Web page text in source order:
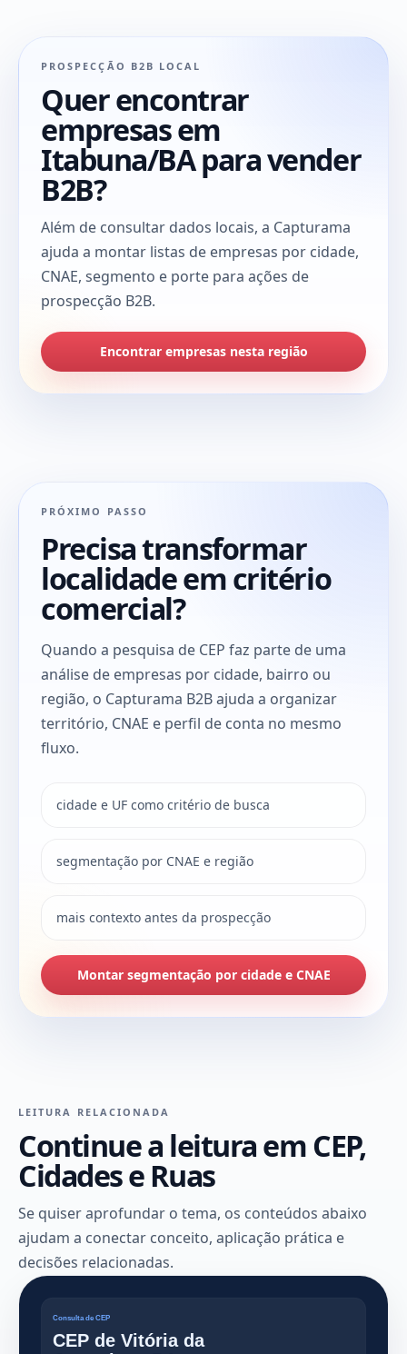
PROSPECÇÃO B2B LOCAL
Quer encontrar
empresas em
Itabuna/BA para vender
B2B?
Além de consultar dados locais, a Capturama
ajuda a montar listas de empresas por cidade,
CNAE, segmento e porte para ações de
prospecção B2B.
Encontrar empresas nesta região
PRÓXIMO PASSO
Precisa transformar
localidade em critério
comercial?
Quando a pesquisa de CEP faz parte de uma
análise de empresas por cidade, bairro ou
região, o Capturama B2B ajuda a organizar
território, CNAE e perfil de conta no mesmo
fluxo.
cidade e UF como critério de busca
segmentação por CNAE e região
mais contexto antes da prospecção
Montar segmentação por cidade e CNAE
LEITURA RELACIONADA
Continue a leitura em CEP,
Cidades e Ruas
Se quiser aprofundar o tema, os conteúdos abaixo
ajudam a conectar conceito, aplicação prática e
decisões relacionadas.